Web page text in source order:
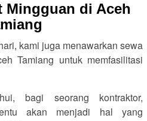
Mingguan di Aceh
kami juga menawarkan sewa
Tamiang untuk memfasilitasi
bagi seorang kontraktor,
akan menjadi hal yang